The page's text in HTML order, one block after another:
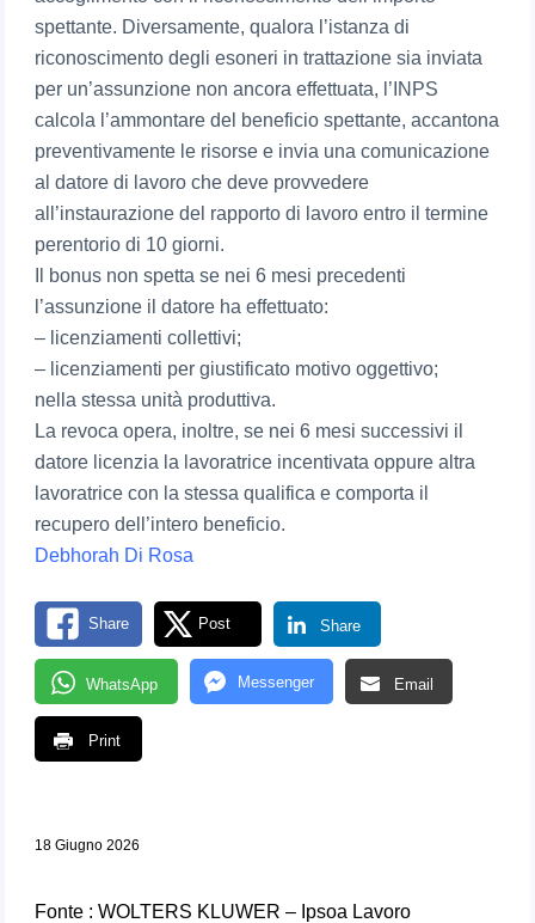
spettante. Diversamente, qualora l’istanza di
riconoscimento degli esoneri in trattazione sia inviata
per un’assunzione non ancora effettuata, l’INPS
calcola l’ammontare del beneficio spettante, accantona
preventivamente le risorse e invia una comunicazione
al datore di lavoro che deve provvedere
all’instaurazione del rapporto di lavoro entro il termine
perentorio di 10 giorni.
Il bonus non spetta se nei 6 mesi precedenti
l’assunzione il datore ha effettuato:
– licenziamenti collettivi;
– licenziamenti per giustificato motivo oggettivo;
nella stessa unità produttiva.
La revoca opera, inoltre, se nei 6 mesi successivi il
datore licenzia la lavoratrice incentivata oppure altra
lavoratrice con la stessa qualifica e comporta il
recupero dell’intero beneficio.
Debhorah Di Rosa
Share Post Share
WhatsApp Messenger Email
Print
18 Giugno 2026
Fonte : WOLTERS KLUWER – Ipsoa Lavoro